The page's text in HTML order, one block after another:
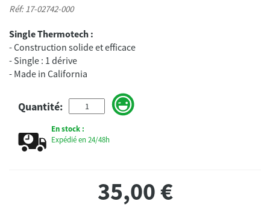
Réf: 17-02742-000
Single Thermotech :
- Construction solide et efficace
- Single : 1 dérive
- Made in California
Quantité:
En stock :
Expédié en 24/48h
35,00€